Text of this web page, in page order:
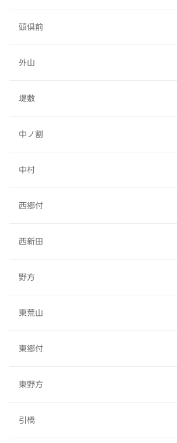
頭倶前
外山
堤敷
中ノ割
中村
西郷付
西新田
野方
東荒山
東郷付
東野方
引橋